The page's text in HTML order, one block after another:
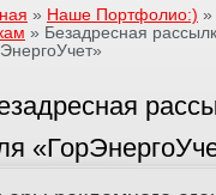
» Наше Портфолио:) »
» Безадресная